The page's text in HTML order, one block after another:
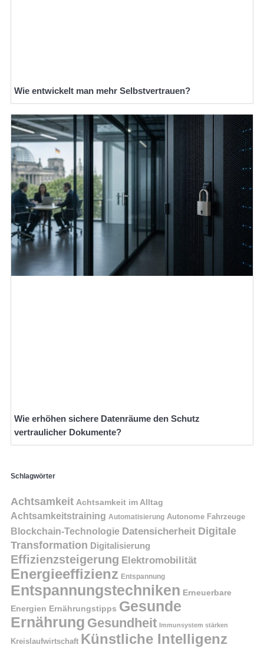
Wie entwickelt man mehr Selbstvertrauen?
Wie erhöhen sichere Datenräume den Schutz
vertraulicher Dokumente?
Schlagwörter
Achtsamkeit Achtsamkeit im Alltag
Achtsamkeitstraining Automatisierung Autonome Fahrzeuge
Blockchain-Technologie Datensicherheit Digitale
Transformation Digitalisierung
Effizienzsteigerung Elektromobilität
Energieeffizienz Entspannung
Entspannungstechniken Erneuerbare
Energien Ernährungstipps Gesunde
Ernährung Gesundheit Immunsystem stärken
Kreislaufwirtschaft Künstliche Intelligenz